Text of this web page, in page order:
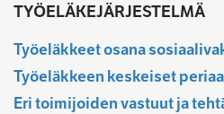
TYÖELÄKEJÄRJESTELMÄ
Työeläkkeet osana
Työeläkkeen keskeiset
Eri toimijoiden vastuut ja